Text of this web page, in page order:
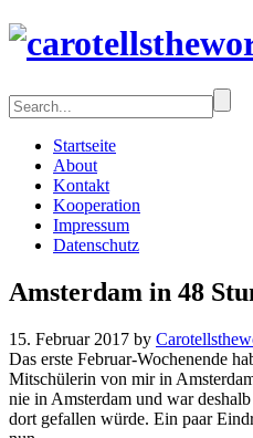
Startseite
About
Kontakt
Kooperation
Impressum
Datenschutz
Amsterdam in 48
15. Februar 2017 by
Das erste Februar-Wochenende
Mitschülerin von mir in
nie in Amsterdam und war
dort gefallen würde. Ein paar